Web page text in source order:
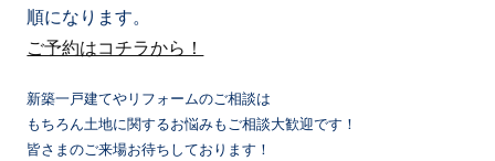
順になります。
ご予約はコチラから！
新築一戸建てやリフォームのご相談は
もちろん土地に関するお悩みもご相談大歓迎です！
皆さまのご来場お待ちしております！